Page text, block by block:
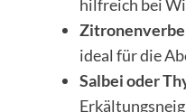
hilfreich bei
ideal für die
Salbei oder